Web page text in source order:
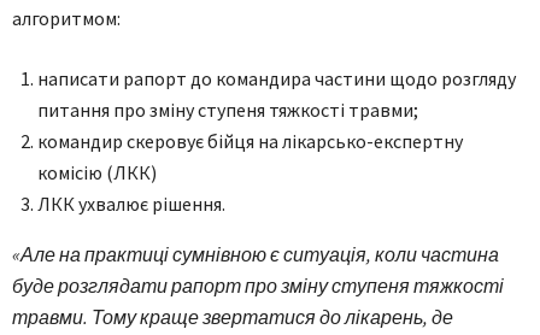
алгоритмом:
написати рапорт до командира частини щодо розгляду
питання про зміну ступеня тяжкості травми;
командир скеровує бійця на лікарсько-експертну
комісію (ЛКК)
ЛКК ухвалює рішення.
«Але на практиці сумнівною є ситуація, коли частина
буде розглядати рапорт про зміну ступеня тяжкості
травми. Тому краще звертатися до лікарень, де